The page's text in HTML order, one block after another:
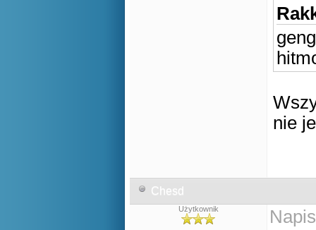
nie
Chesd
Użytkownik